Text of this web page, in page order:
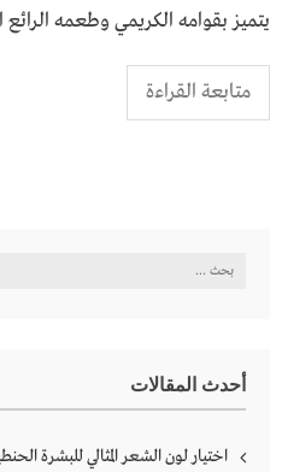
يتميز بقوامه الكريمي وطعمه
متابعة القراءة
البحث
أحدث المقالات
اختيار لون الشعر المثالي للبشرة